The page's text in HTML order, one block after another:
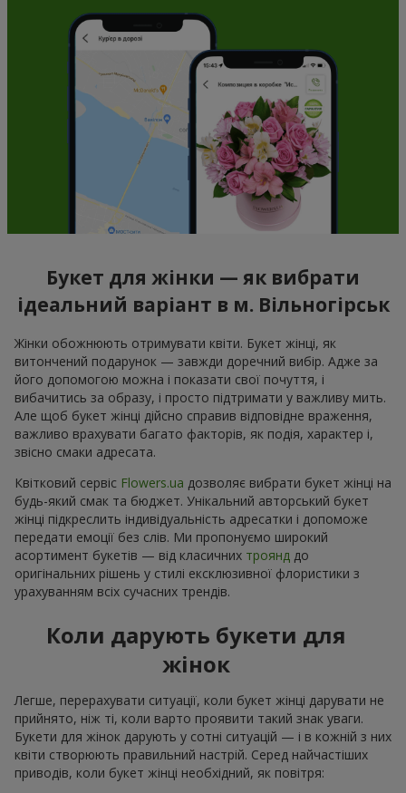
Букет для жінки — як вибрати
ідеальний варіант в м. Вільногірськ
Жінки обожнюють отримувати квіти. Букет жінці, як
витончений подарунок — завжди доречний вибір. Адже за
його допомогою можна і показати свої почуття, і
вибачитись за образу, і просто підтримати у важливу мить.
Але щоб букет жінці дійсно справив відповідне враження,
важливо врахувати багато факторів, як подія, характер і,
звісно смаки адресата.
Квітковий сервіс Flowers.ua дозволяє вибрати букет жінці на
будь-який смак та бюджет. Унікальний авторський букет
жінці підкреслить індивідуальність адресатки і допоможе
передати емоції без слів. Ми пропонуємо широкий
асортимент букетів — від класичних троянд до
оригінальних рішень у стилі ексклюзивної флористики з
урахуванням всіх сучасних трендів.
Коли дарують букети для
жінок
Легше, перерахувати ситуації, коли букет жінці дарувати не
прийнято, ніж ті, коли варто проявити такий знак уваги.
Букети для жінок дарують у сотні ситуацій — і в кожній з них
квіти створюють правильний настрій. Серед найчастіших
приводів, коли букет жінці необхідний, як повітря: